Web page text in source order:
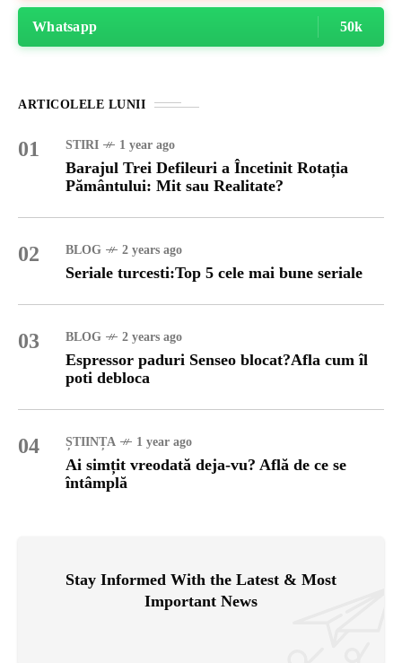
Whatsapp 50k
ARTICOLELE LUNII
01 STIRI 1 year ago
Barajul Trei Defileuri a Încetinit Rotația
Pământului: Mit sau Realitate?
02 BLOG 2 years ago
Seriale turcesti:Top 5 cele mai bune seriale
03 BLOG 2 years ago
Espressor paduri Senseo blocat?Afla cum îl
poti debloca
04 ȘTIINȚA 1 year ago
Ai simțit vreodată deja-vu? Află de ce se
întâmplă
Stay Informed With the Latest & Most
Important News